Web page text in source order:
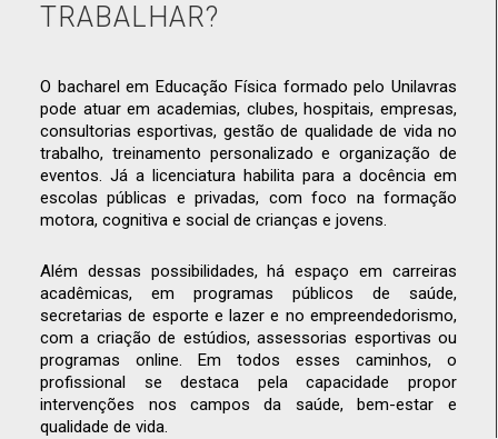
TRABALHAR?
O bacharel em Educação Física formado pelo Unilavras
pode atuar em academias, clubes, hospitais, empresas,
consultorias esportivas, gestão de qualidade de vida no
trabalho, treinamento personalizado e organização de
eventos. Já a licenciatura habilita para a docência em
escolas públicas e privadas, com foco na formação
motora, cognitiva e social de crianças e jovens.
Além dessas possibilidades, há espaço em carreiras
acadêmicas, em programas públicos de saúde,
secretarias de esporte e lazer e no empreendedorismo,
com a criação de estúdios, assessorias esportivas ou
programas online. Em todos esses caminhos, o
profissional se destaca pela capacidade propor
intervenções nos campos da saúde, bem-estar e
qualidade de vida.